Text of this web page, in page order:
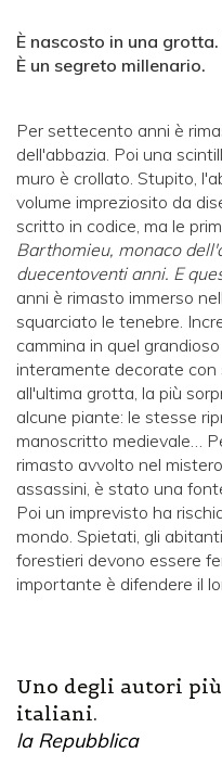
È nascosto in una
È un segreto millenario.
Per settecento anni è
dell'abbazia. Poi una
muro è crollato. Stupito,
volume impreziosito da
scritto in codice, ma le
Barthomieu, monaco
duecentoventi anni. E
anni è rimasto immerso
squarciato le tenebre.
cammina in quel
interamente decorate con
all'ultima grotta, la più
alcune piante: le stesse
manoscritto medievale…
rimasto avvolto nel
assassini, è stato una
Poi un imprevisto ha
mondo. Spietati, gli
forestieri devono essere
importante è difendere il
Uno degli autori
italiani.
la Repubblica